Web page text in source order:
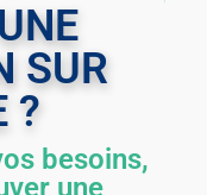
SUR
?
besoins,
une